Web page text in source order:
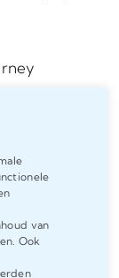
van
Ook